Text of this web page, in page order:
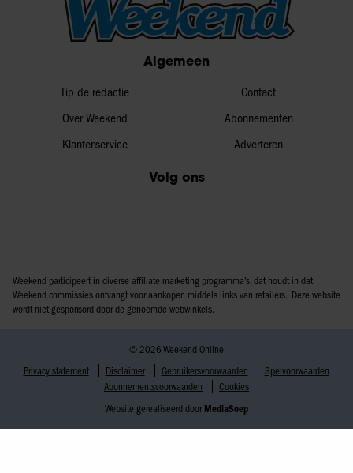
Algemeen
Tip de redactie
Over Weekend
Klantenservice
Contact
Abonnementen
Adverteren
Volg ons
Weekend participeert in diverse affiliate marketing programma’s, dat houdt in dat
Weekend commissies ontvangt voor aankopen middels links van retailers. Deze website
wordt niet gesponsord door de genoemde webwinkels.
© 2026 Weekend Online
Privacy statement
Disclaimer Gebruikersvoorwaarden
Spelvoorwaarden
Abonnementsvoorwaarden
Cookies
Website gerealiseerd door MediaSoep